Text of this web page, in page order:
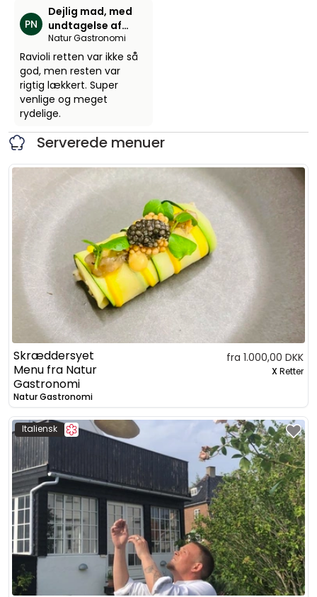
PN
Dejlig mad, med
undtagelse af
ravioli
Natur Gastronomi
Ravioli retten var ikke så
god, men resten var
rigtig lækkert. Super
venlige og meget
rydelige.
Serverede menuer
Skræddersyet
Menu fra Natur
Gastronomi
Natur Gastronomi
fra 1.000,00 DKK
X Retter
Italiensk